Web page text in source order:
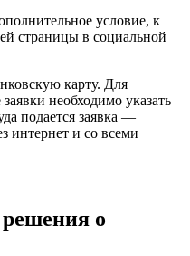
условие, к
страницы в социальной
карту. Для
необходимо указать
подается заявка —
интернет и со всеми
о